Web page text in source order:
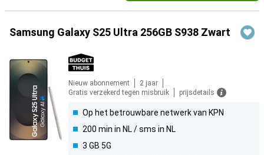
Samsung Galaxy S25 Ultra 256GB S938 Zwart
Nieuw abonnement
2 jaar
Gratis verzekerd tegen misbruik
prijsdetails
Op het betrouwbare netwerk van KPN
200 min in NL / sms in NL
3 GB 5G